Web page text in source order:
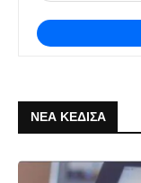
ΝΕΑ ΚΕΔΙΣΑ